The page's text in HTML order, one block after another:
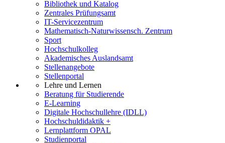
Bibliothek und Katalog
Zentrales Prüfungsamt
IT-Servicezentrum
Mathematisch-Naturwissensch. Zentrum
Sport
Hochschulkolleg
Akademisches Auslandsamt
Stellenangebote
Stellenportal
Lehre und Lernen
Beratung für Studierende
E-Learning
Digitale Hochschullehre (IDLL)
Hochschuldidaktik +
Lernplattform OPAL
Studienportal